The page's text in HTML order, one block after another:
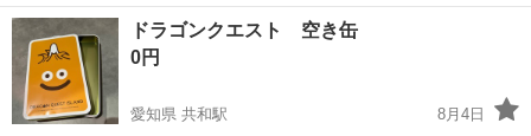
はバックアッ…
広島 広島市 テレビゲーム
ドラゴンクエスト 空き缶
0円
愛知県 共和駅
8月4日